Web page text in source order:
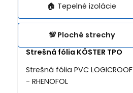
🏠 Tepelné izolácie
💯 Ploché strechy
Strešná fólia KÖSTER TPO
Strešná fólia PVC LOGICROOF
- RHENOFOL